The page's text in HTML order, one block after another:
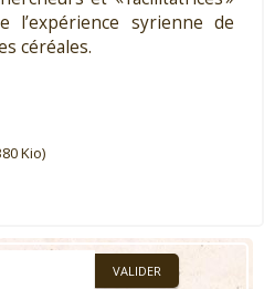
syrienne de
céréales.
Kio)